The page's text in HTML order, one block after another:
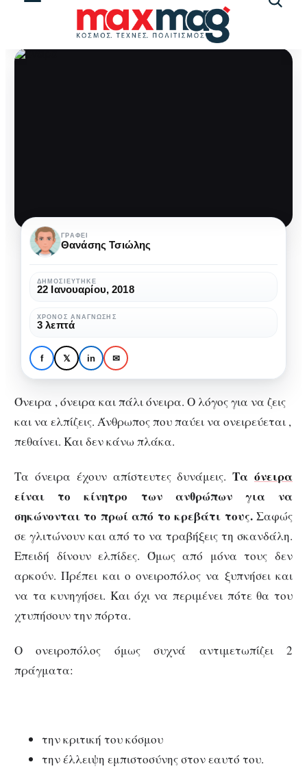
ΑΨΥΧΟΛΌΓΗΤΑ
Άραγε πόσα όνειρα
γκρέμισε η κριτική του
κόσμου;
Άραγε
πόσα
όνειρα
γκρέμισε
κριτική
του
κόσμου;
ΓΡΆΦΕΙ
Θανάσης Τσιώλης
ΔΗΜΟΣΙΕΎΤΗΚΕ
22 Ιανουαρίου, 2018
ΧΡΌΝΟΣ ΑΝΆΓΝΩΣΗΣ
3 λεπτά
f 𝕏 in ✉
Όνειρα , όνειρα και πάλι όνειρα. Ο λόγος για να ζεις
και να ελπίζεις. Άνθρωπος που παύει να ονειρεύεται ,
πεθαίνει. Και δεν κάνω πλάκα.
Τα όνειρα έχουν απίστευτες δυνάμεις.Ταόνειρα
είναι το κίνητρο των ανθρώπων για να
σηκώνονται το πρωί από το κρεβάτι τους.Σαφώς
σε γλιτώνουν και από το να τραβήξεις τη σκανδάλη.
Επειδή δίνουν ελπίδες. Όμως από μόνα τους δεν
αρκούν. Πρέπει και ο ονειροπόλος να ξυπνήσει και
να τα κυνηγήσει. Και όχι να περιμένει πότε θα του
χτυπήσουν την πόρτα.
Ο ονειροπόλος όμως συχνά αντιμετωπίζει 2
πράγματα:
την κριτική του κόσμου
την έλλειψη εμπιστοσύνης στον εαυτό του.